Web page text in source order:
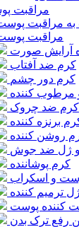
مراقبت
مراقبت
مراقبت
آرایش صورت
کرم ضد آفتاب
کرم دور چشم
مرطوب کننده
کرم ضد چروک
برنزه کننده
روشن کننده
ژل ضد جوش
کرم پوشاننده
و اسکراب
ترمیم کننده
کننده پوست
رفع ترک بدن